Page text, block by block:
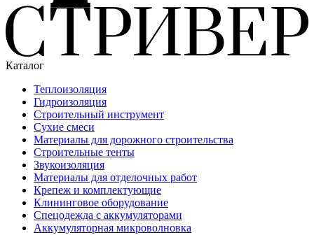
Каталог
Теплоизоляция
Гидроизоляция
Строительный инструмент
Сухие смеси
Материалы для дорожного строительства
Строительные тенты
Звукоизоляция
Материалы для отделочных работ
Крепеж и комплектующие
Клининговое оборудование
Спецодежда с аккумуляторами
Аккумуляторная микроволновка